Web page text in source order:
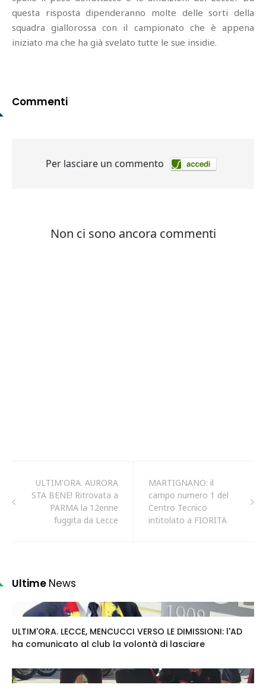
questa risposta dipenderanno molte delle sorti della
squadra giallorossa con il campionato che è appena
iniziato ma che ha già svelato tutte le sue insidie.
Commenti
ULTIM'ORA. AURORA
STA BENE! Ritrovata a
PARMA la 12enne
fuggita da Lecce
MARTIGNANO: il
campo numero 1 del
Centro Tecnico
intitolato a FIORITA
Ultime News
ULTIM'ORA. LECCE, MENCUCCI VERSO LE DIMISSIONI: l'AD
ha comunicato al club la volontà di lasciare